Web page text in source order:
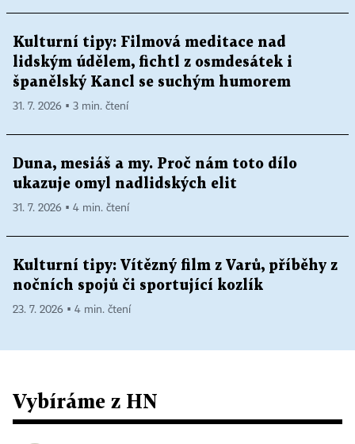
Kulturní tipy: Filmová meditace nad
lidským údělem, fichtl z osmdesátek i
španělský Kancl se suchým humorem
31. 7. 2026 ▪ 3 min. čtení
Duna, mesiáš a my. Proč nám toto dílo
ukazuje omyl nadlidských elit
31. 7. 2026 ▪ 4 min. čtení
Kulturní tipy: Vítězný film z Varů, příběhy z
nočních spojů či sportující kozlík
23. 7. 2026 ▪ 4 min. čtení
Vybíráme z HN